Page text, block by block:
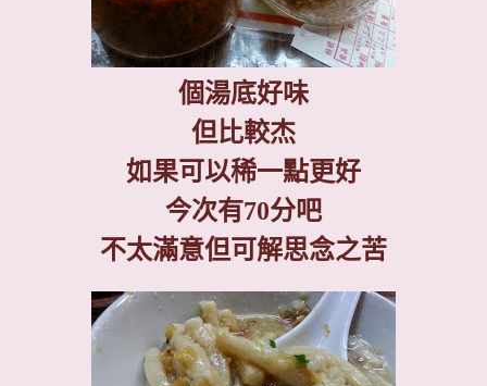
個湯底好味
但比較杰
如果可以稀一點更好
今次有70分吧
不太滿意但可解思念之苦